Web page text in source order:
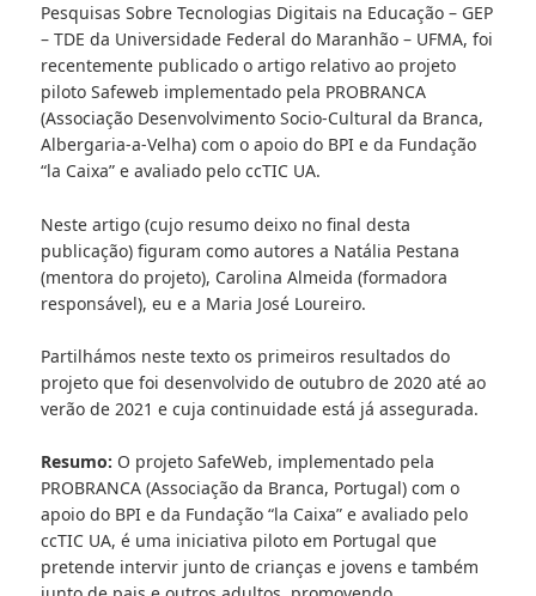
Pesquisas Sobre Tecnologias Digitais na Educação – GEP
– TDE da Universidade Federal do Maranhão – UFMA, foi
recentemente publicado o artigo relativo ao projeto
piloto Safeweb implementado pela PROBRANCA
(Associação Desenvolvimento Socio-Cultural da Branca,
Albergaria-a-Velha) com o apoio do BPI e da Fundação
“la Caixa” e avaliado pelo ccTIC UA.
Neste artigo (cujo resumo deixo no final desta
publicação) figuram como autores a Natália Pestana
(mentora do projeto), Carolina Almeida (formadora
responsável), eu e a Maria José Loureiro.
Partilhámos neste texto os primeiros resultados do
projeto que foi desenvolvido de outubro de 2020 até ao
verão de 2021 e cuja continuidade está já assegurada.
Resumo: O projeto SafeWeb, implementado pela
PROBRANCA (Associação da Branca, Portugal) com o
apoio do BPI e da Fundação “la Caixa” e avaliado pelo
ccTIC UA, é uma iniciativa piloto em Portugal que
pretende intervir junto de crianças e jovens e também